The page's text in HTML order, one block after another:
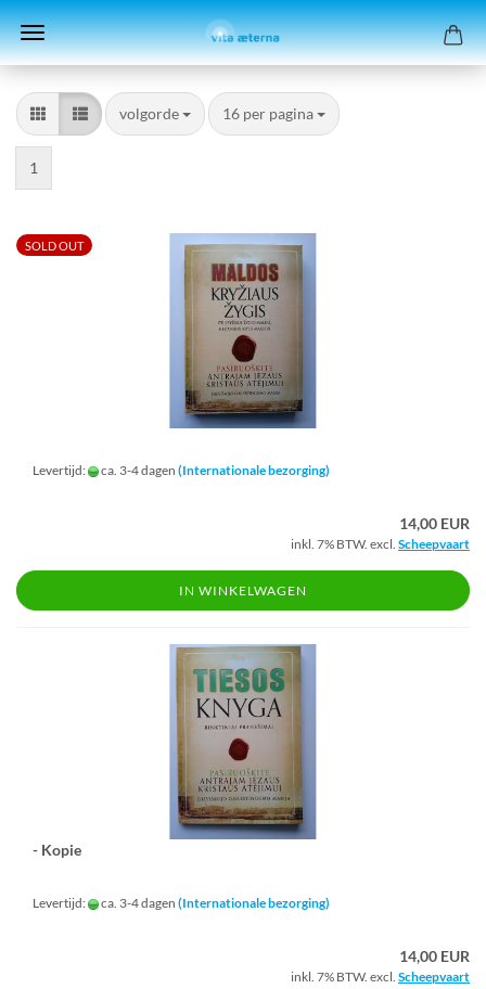
volgorde
volgorde 16 per pagina
per pagina
1
SOLD OUT
Levertijd: ca. 3-4 dagen (Internationale bezorging)
14,00 EUR
inkl. 7% BTW. excl. Scheepvaart
IN WINKELWAGEN
- Kopie
Levertijd: ca. 3-4 dagen (Internationale bezorging)
14,00 EUR
inkl. 7% BTW. excl. Scheepvaart